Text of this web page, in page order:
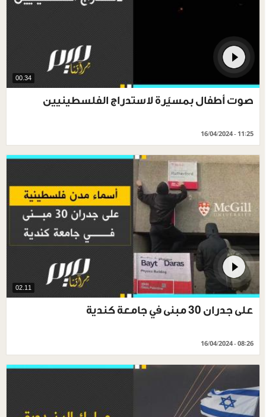
00.34
صوت أطفال بمسيّرة لاستدراج الفلسطينيين
16/04/2024 - 11:25
02.11
على جدران 30 مبنى في جامعة كندية
16/04/2024 - 08:26